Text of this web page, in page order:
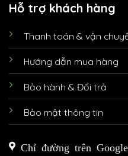
Hỗ trợ khách hàng
Thanh toán & vận
Hướng dẫn mua hàng
Bảo hành & Đổi trả
Bảo mật thông tin
Chỉ đường trên